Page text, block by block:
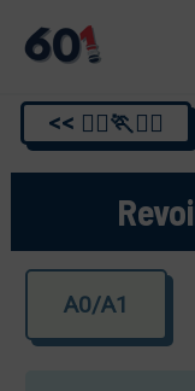
<< 🏃‍♂️🏃🏃‍♂️
A0/A1